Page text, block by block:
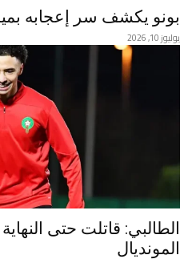
بونو يكشف سر إعجابه
يوليوز 10, 2026
الطالبي: قاتلت حتى
المونديال